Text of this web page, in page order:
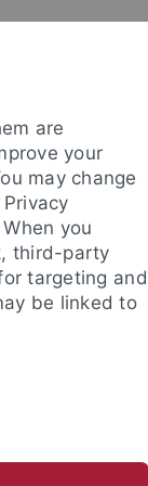
are
your
may change
you
third-party
targeting and
be linked to